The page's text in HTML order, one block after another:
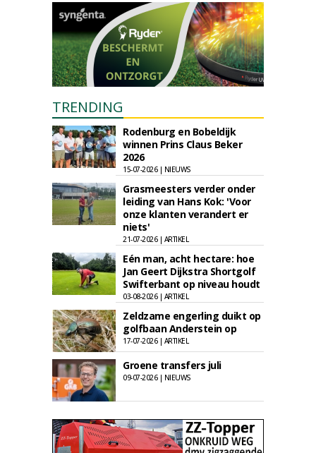
TRENDING
Rodenburg en Bobeldijk
winnen Prins Claus Beker
2026
15-07-2026 | NIEUWS
Grasmeesters verder onder
leiding van Hans Kok: 'Voor
onze klanten verandert er
niets'
21-07-2026 | ARTIKEL
Eén man, acht hectare: hoe
Jan Geert Dijkstra Shortgolf
Swifterbant op niveau houdt
03-08-2026 | ARTIKEL
Zeldzame engerling duikt op
golfbaan Anderstein op
17-07-2026 | ARTIKEL
Groene transfers juli
09-07-2026 | NIEUWS